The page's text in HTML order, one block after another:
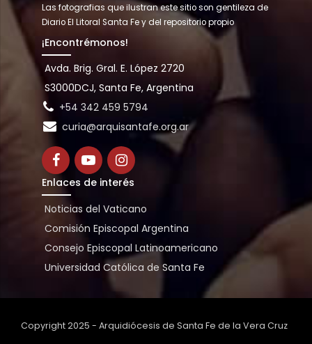
Las fotografias que ilustran este sitio son gentileza de
Diario El Litoral Santa Fe y del repositorio propio
¡Encontrémonos!
Avda. Brig. Gral. E. López 2720
S3000DCJ, Santa Fe, Argentina
+54 342 459 5794
curia@arquisantafe.org.ar
Enlaces de interés
Noticias del Vaticano
Comisión Episcopal Argentina
Consejo Episcopal Latinoamericano
Universidad Católica de Santa Fe
Copyright 2025 - Arquidiócesis de Santa Fe de la Vera Cruz